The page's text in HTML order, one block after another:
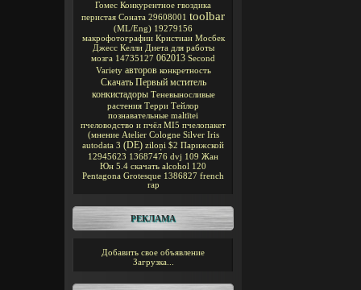
Гомес Конкурентное гвоздика
перистая Соната 29608001 toolbar
(ML/Eng) 19279156
макрофотографии Кристиан Мосбек
Джесс Келли Диета для работы
мозга 14735127 062013 Second
Variety авторов конкретность
Скачать Первый мститель
конкистадоры Теневыносливые
растения Терри Тейлор
познавательные maltītei
пчеловодство и пчёл MI5 пчелопакет
(мнение Atelier Cologne Silver Iris
autodata 3 (DE) ziloņi $2 Парижской
12945623 13687476 dvj 109 Жан
Юн 5.4 скачать alcohol 120
Pentagona Grotesque 1386827 french
rap
РЕКЛАМА
Добавить свое объявление
Загрузка...